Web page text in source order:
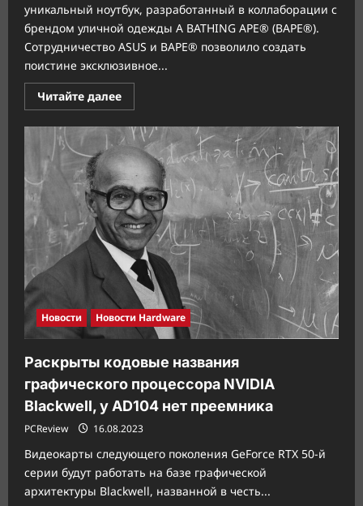
уникальный ноутбук, разработанный в коллаборации с
брендом уличной одежды A BATHING APE® (BAPE®).
Сотрудничество ASUS и BAPE® позволило создать
поистине эксклюзивное...
Читайте далееПрочитать
больше
ASUS
представляет
ноутбук
Vivobook
S
15
OLED
BAPE
Edition,
созданный
в
сотрудничестве
с
брендом
уличной
одежды
A
BATHING
APE
Новости Новости Hardware
Раскрыты кодовые названия
графического процессора NVIDIA
Blackwell, у AD104 нет преемника
PCReview 16.08.2023
Видеокарты следующего поколения GeForce RTX 50-й
серии будут работать на базе графической
архитектуры Blackwell, названной в честь...